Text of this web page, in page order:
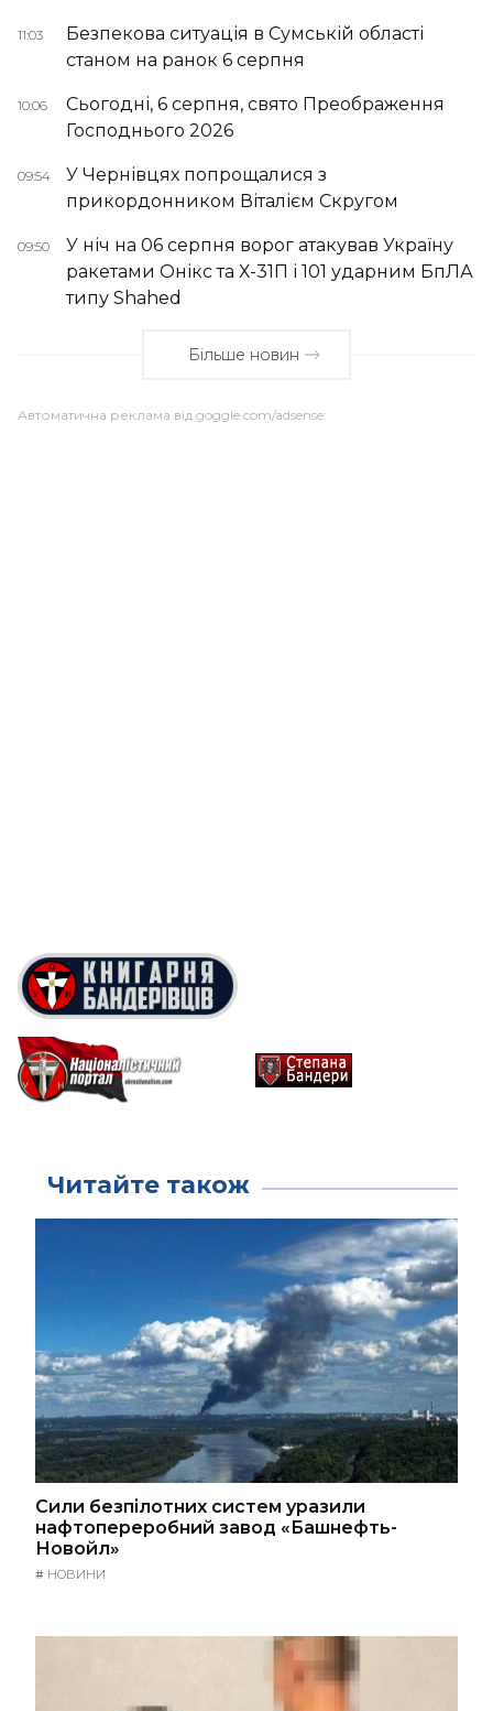
11:03
Безпекова ситуація в Сумській області
станом на ранок 6 серпня
10:06
Сьогодні, 6 серпня, свято Преображення
Господнього 2026
09:54
У Чернівцях попрощалися з
прикордонником Віталієм Скругом
09:50
У ніч на 06 серпня ворог атакував Україну
ракетами Онікс та Х-31П і 101 ударним БпЛА
типу Shahed
Більше новин
Автоматична реклама від goggle.com/adsense:
Читайте також
Сили безпілотних систем уразили
нафтопереробний завод «Башнефть-
Новойл»
# НОВИНИ